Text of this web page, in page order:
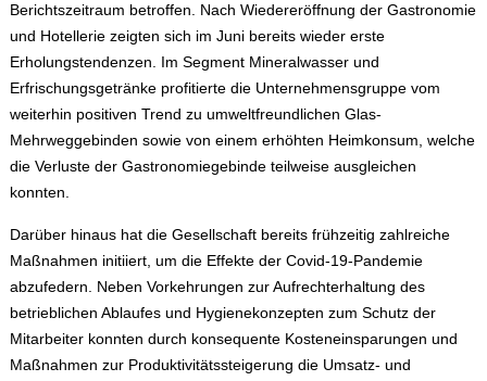
Berichtszeitraum betroffen. Nach Wiedereröffnung der Gastronomie
und Hotellerie zeigten sich im Juni bereits wieder erste
Erholungstendenzen. Im Segment Mineralwasser und
Erfrischungsgetränke profitierte die Unternehmensgruppe vom
weiterhin positiven Trend zu umweltfreundlichen Glas-
Mehrweggebinden sowie von einem erhöhten Heimkonsum, welche
die Verluste der Gastronomiegebinde teilweise ausgleichen
konnten.
Darüber hinaus hat die Gesellschaft bereits frühzeitig zahlreiche
Maßnahmen initiiert, um die Effekte der Covid-19-Pandemie
abzufedern. Neben Vorkehrungen zur Aufrechterhaltung des
betrieblichen Ablaufes und Hygienekonzepten zum Schutz der
Mitarbeiter konnten durch konsequente Kosteneinsparungen und
Maßnahmen zur Produktivitätssteigerung die Umsatz- und